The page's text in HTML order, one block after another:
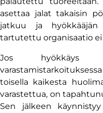
asettaa jalat takaisin
jatkuu ja hyökkääjän
tartutettu organisaatio ei
Jos
toisella kaikesta
varastettua, on
Sen jälkeen